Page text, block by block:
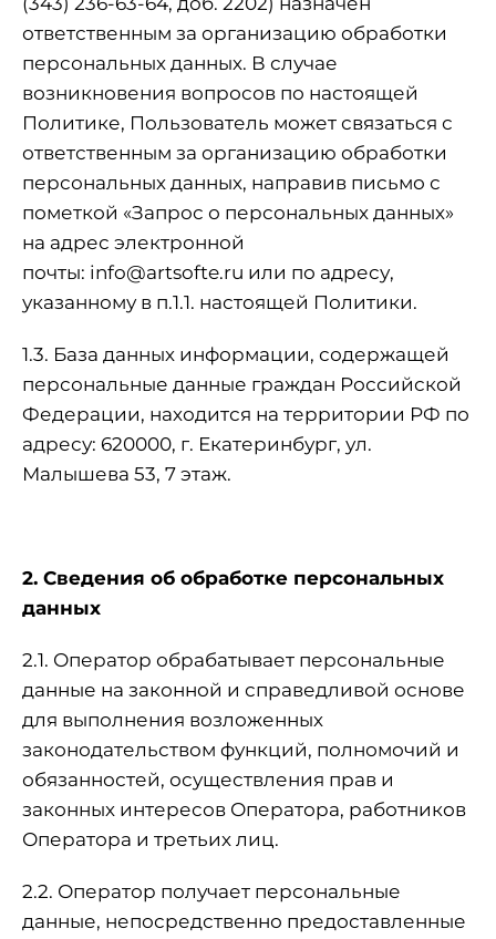
ответственным за организацию обработки
персональных данных. В случае
возникновения вопросов по настоящей
Политике, Пользователь может связаться с
ответственным за организацию обработки
персональных данных, направив письмо с
пометкой «Запрос о персональных данных»
на адрес электронной
почты: info@artsofte.ru или по адресу,
указанному в п.1.1. настоящей Политики.
1.3. База данных информации, содержащей
персональные данные граждан Российской
Федерации, находится на территории РФ по
адресу: 620000, г. Екатеринбург, ул.
Малышева 53, 7 этаж.
2. Сведения об обработке персональных
данных
2.1. Оператор обрабатывает персональные
данные на законной и справедливой основе
для выполнения возложенных
законодательством функций, полномочий и
обязанностей, осуществления прав и
законных интересов Оператора, работников
Оператора и третьих лиц.
2.2. Оператор получает персональные
данные, непосредственно предоставленные